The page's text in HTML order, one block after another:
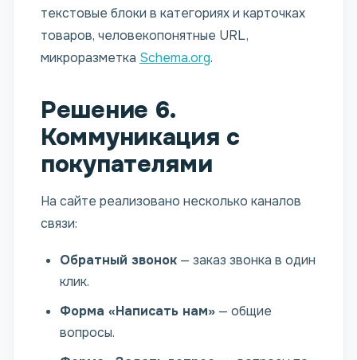
текстовые блоки в категориях и карточках
товаров, человекопонятные URL,
микроразметка Schema.org.
Решение 6.
Коммуникация с
покупателями
На сайте реализовано несколько каналов
связи:
Обратный звонок — заказ звонка в один
клик.
Форма «Написать нам» — общие
вопросы.